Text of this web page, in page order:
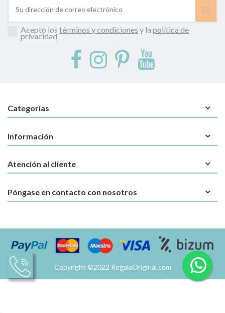
Acepto lostérminos y condiciones y lapolítica de
privacidad
Categorías
Información
Atención al cliente
Póngase en contacto con nosotros
Copyright ©2022 RegalaOriginal.com